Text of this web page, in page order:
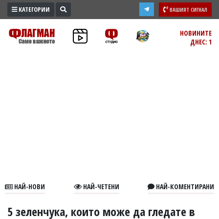
ПРОМО
ЗОНА
В
КАТЕГОРИИ ВАШИЯТ СИГНАЛ
НОВИНИТЕ
ДНЕС: 1
НАЙ-НОВИ НАЙ-ЧЕТЕНИ НАЙ-КОМЕНТИРАНИ
5 зеленчука, които може да гледате в